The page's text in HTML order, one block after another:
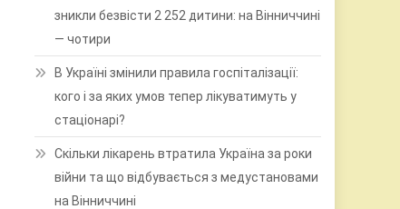
зникли безвісти 2 252 дитини: на Вінниччині
— чотири
В Україні змінили правила госпіталізації:
кого і за яких умов тепер лікуватимуть у
стаціонарі?
Скільки лікарень втратила Україна за роки
війни та що відбувається з медустановами
на Вінниччині